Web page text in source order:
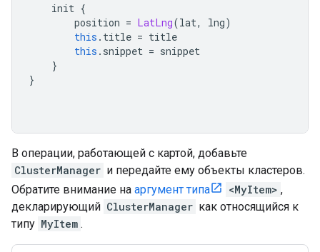
init {
position = LatLng(lat, lng)
this . title = title
this . snippet = snippet
}
}
В операции, работающей с картой, добавьте
ClusterManager и передайте ему объекты кластеров.
Обратите внимание на аргумент типа <MyItem> ,
декларирующий ClusterManager как относящийся к
типу MyItem .